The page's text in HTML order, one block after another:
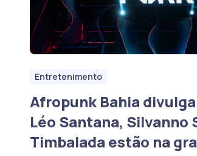
Entretenimento
Afropunk Bahia
Léo Santana, Silvanno
Timbalada estão na